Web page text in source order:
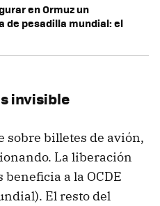
en Ormuz un
de pesadilla mundial: el
invisible
sobre billetes de avión,
La liberación
a la OCDE
El resto del